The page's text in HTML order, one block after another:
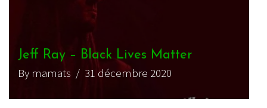
Jeff Ray – Black Lives Matter
By mamats / 31 décembre 2020